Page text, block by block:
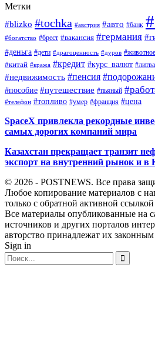
Метки
#blizko #tochka #австрия #авто #банк
#богатство #брест #вакансия #германия
#деньга #дети #драгоценность #дуров #животное
#китай #кража #кредит #курс_валют #литва
#недвижимость #пенсия
#пособие #путешествие #пьяный
#телефон #топливо #умер #франция #цена
SpaceX привлекла рекордные
самых дорогих компаний мира
Казахстан прекращает транзит
экспорт на внутренний рынок и в
© 2026 - POSTNEWS. Все права
Любое копирование материалов с
только с обратной активной
Все материалы опубликованные на
источников и других порталов
авторство принадлежат их
Sign in